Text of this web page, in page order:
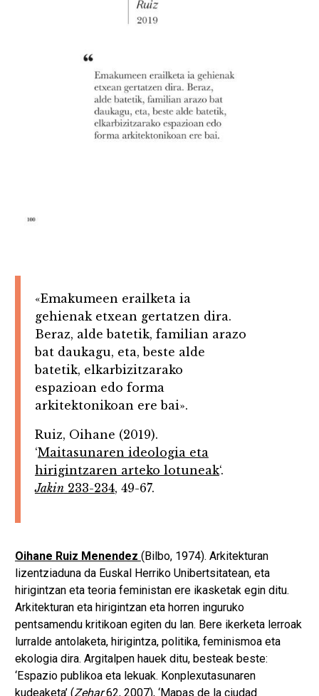
«Emakumeen erailketa ia
gehienak etxean gertatzen dira.
Beraz, alde batetik, familian arazo
bat daukagu, eta, beste alde
batetik, elkarbizitzarako
espazioan edo forma
arkitektonikoan ere bai».
Ruiz, Oihane (2019).
‘Maitasunaren ideologia eta
hirigintzaren arteko lotuneak‘.
Jakin233-234, 49-67.
Oihane Ruiz Menendez (Bilbo, 1974). Arkitekturan
lizentziaduna da Euskal Herriko Unibertsitatean, eta
hirigintzan eta teoria feministan ere ikasketak egin ditu.
Arkitekturan eta hirigintzan eta horren inguruko
pentsamendu kritikoan egiten du lan. Bere ikerketa lerroak
lurralde antolaketa, hirigintza, politika, feminismoa eta
ekologia dira. Argitalpen hauek ditu, besteak beste:
‘Espazio publikoa eta lekuak. Konplexutasunaren
kudeaketa’ (Zehar62, 2007), ‘Mapas de la ciudad